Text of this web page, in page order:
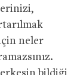
neler